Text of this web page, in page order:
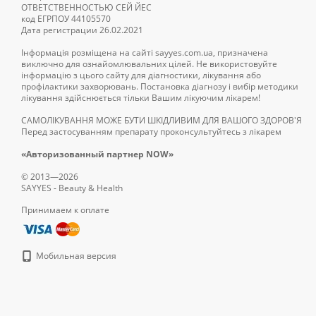
Главные свойства
очищение крови –
также эффективно
выведение шлаков
крови кислородом
помощь в лечении
укрепление
и стимуляции
борьба с запахом
заживление ран –
помощь в лечении
ОТВЕТСТВЕННОСТЬЮ СЕЙ ЙЕС
код ЕГРПОУ 44105570
Дата регистрации 26.02.2021
Інформація розміщена на сайті sayyes.com.ua, призначена
виключно для ознайомлювальних цілей. Не використовуйте
інформацію з цього сайту для діагностики, лікування або
профілактики захворювань. Постановка діагнозу і вибір методики
лікування здійснюється тільки Вашим лікуючим лікарем!
САМОЛІКУВАННЯ МОЖЕ БУТИ ШКІДЛИВИМ ДЛЯ ВАШОГО ЗДОРОВ'Я
Перед застосуванням препарату проконсультуйтесь з лікарем
«Авторизованный партнер NOW»
© 2013—2026
SAYYES - Beauty & Health
Принимаем к оплате
Мобильная версия